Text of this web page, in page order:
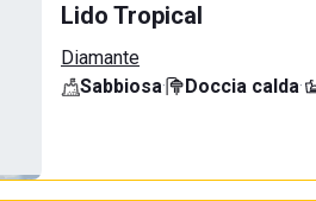
Lido Tropical
Diamante
Sabbiosa· Doccia calda·